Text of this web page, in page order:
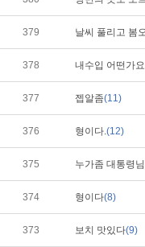
379 날씨 풀리고 봄
378 내수입 어떤가
377 젭알좀(11)
376 형이다.(12)
375 누가좀 대통령님
374 형이다(8)
373 보치 맛있다(9)